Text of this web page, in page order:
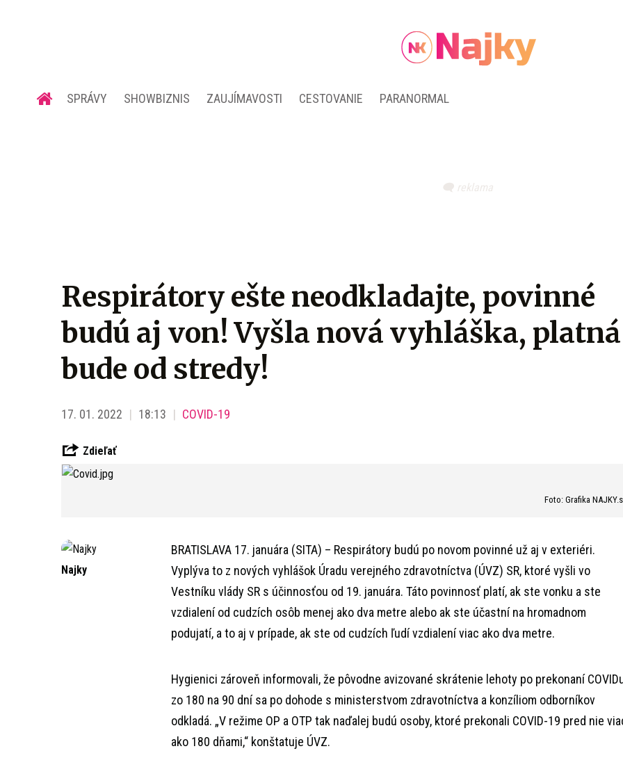
SPRÁVY SHOWBIZNIS ZAUJÍMAVOSTI CESTOVANIE PARANORMAL
Respirátory ešte neodkladajte, povinné
budú aj von! Vyšla nová vyhláška, platná
bude od stredy!
17. 01. 2022 18:13 COVID-19
Zdieľať
Foto: Grafika
Najky
BRATISLAVA 17. januára (SITA) – Respirátory budú po novom povinné už aj v exteriéri.
Vyplýva to z nových vyhlášok Úradu verejného zdravotníctva (ÚVZ) SR, ktoré vyšli vo
Vestníku vlády SR s účinnosťou od 19. januára. Táto povinnosť platí, ak ste vonku a ste
vzdialení od cudzích osôb menej ako dva metre alebo ak ste účastní na hromadnom
podujatí, a to aj v prípade, ak ste od cudzích ľudí vzdialení viac ako dva metre.
Hygienici zároveň informovali, že pôvodne avizované skrátenie lehoty po prekonaní
zo 180 na 90 dní sa po dohode s ministerstvom zdravotníctva a konzíliom odborníkov
odkladá. „V režime OP a OTP tak naďalej budú osoby, ktoré prekonali COVID-19 pred nie
ako 180 dňami,“ konštatuje ÚVZ.